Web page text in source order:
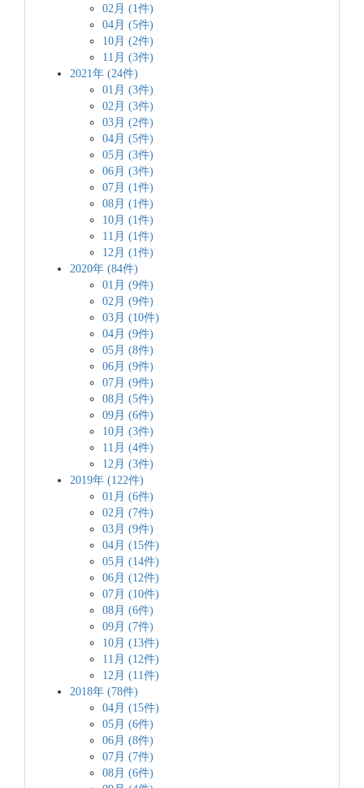
02月 (1件)
04月 (5件)
10月 (2件)
11月 (3件)
2021年 (24件)
01月 (3件)
02月 (3件)
03月 (2件)
04月 (5件)
05月 (3件)
06月 (3件)
07月 (1件)
08月 (1件)
10月 (1件)
11月 (1件)
12月 (1件)
2020年 (84件)
01月 (9件)
02月 (9件)
03月 (10件)
04月 (9件)
05月 (8件)
06月 (9件)
07月 (9件)
08月 (5件)
09月 (6件)
10月 (3件)
11月 (4件)
12月 (3件)
2019年 (122件)
01月 (6件)
02月 (7件)
03月 (9件)
04月 (15件)
05月 (14件)
06月 (12件)
07月 (10件)
08月 (6件)
09月 (7件)
10月 (13件)
11月 (12件)
12月 (11件)
2018年 (78件)
04月 (15件)
05月 (6件)
06月 (8件)
07月 (7件)
08月 (6件)